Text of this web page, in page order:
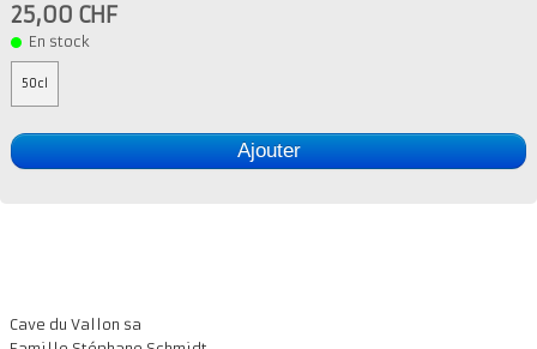
25,00 CHF
En stock
50cl
Ajouter
Cave du Vallon sa